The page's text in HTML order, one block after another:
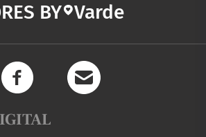
BY Varde